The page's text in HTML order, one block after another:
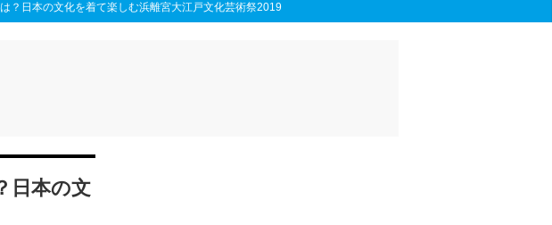
？日本の文化を着て楽しむ浜離宮大江戸文化芸術祭2019
日本の文